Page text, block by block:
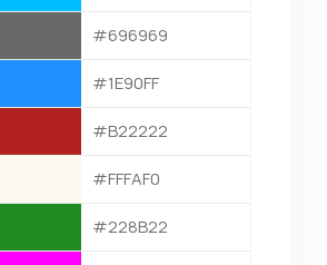
#696969
#1E90FF
#B22222
#FFFAF0
#228B22